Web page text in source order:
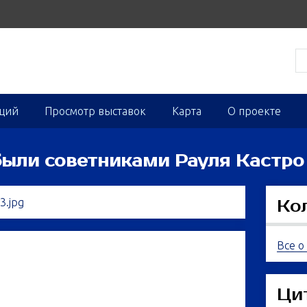
Просмотр выставок Карта О проекте
советниками Рауля Кастро
Все о